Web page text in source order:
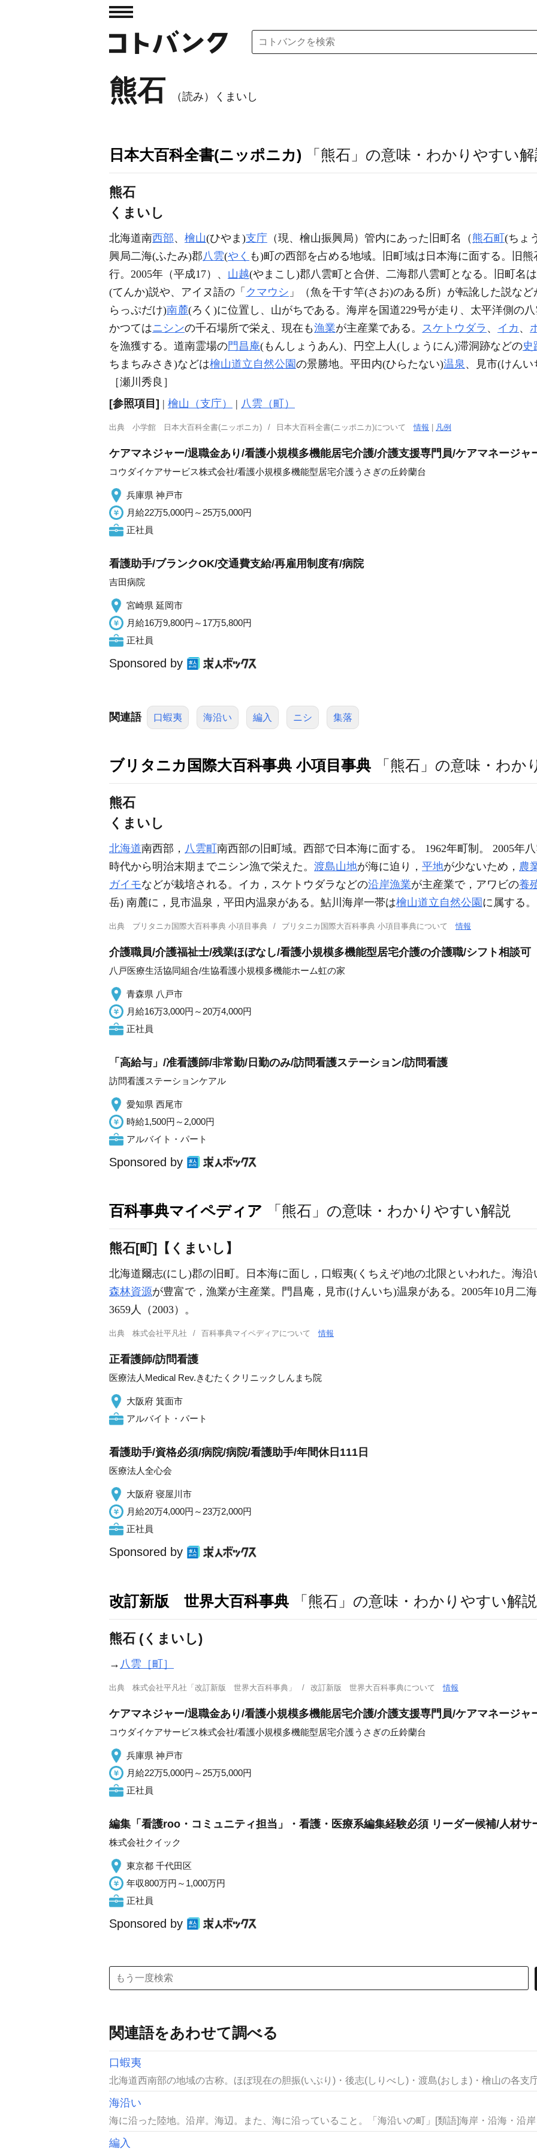
熊石 （読み）くまいし
日本大百科全書(ニッポニカ) 「熊石」の意味・わかりやすい
熊石
くまいし
北海道南西部、 檜山(ひやま)支庁 （現、檜山振興局）管内にあった旧町名（ 熊石町 (ちょ
興局二海(ふたみ)郡八雲(やく も)町の西部を占める地域。旧町域は日本海に面する。旧
行。2005年（平成17）、 山越(やまこし)郡八雲町と合併、二海郡八雲町となる。旧町名
(てんか)説や、アイヌ語の「 クマウシ 」（魚を干す竿(さお)のある所）が転訛した説な
らっぷだけ)南麓(ろく)に位置し、山がちである。海岸を国道229号が走り、太平洋側の八
かつてはニシンの千石場所で栄え、現在も漁業が主産業である。 スケトウダラ 、 イカ 、
を漁獲する。道南霊場の門昌庵(もんしょうあん)、円空上人(しょうにん)滞洞跡などの史
ちまちみさき)などは檜山道立自然公園の景勝地。平田内(ひらたない)温泉 、見市(けんい
［瀬川秀良］
[参照項目] | 檜山（支庁） | 八雲（町）
出典 小学館 日本大百科全書(ニッポニカ) 日本大百科全書(ニッポニカ)について情報 凡例
ケアマネジャー/退職金あり/看護小規模多機能居宅介護/介護支援専門員/ケアマネージャ
コウダイケアサービス株式会社/看護小規模多機能型居宅介護うさぎの丘鈴蘭台
兵庫県 神戸市
月給22万5,000円～25万5,000円
正社員
看護助手/ブランクOK/交通費支給/再雇用制度有/病院
吉田病院
宮崎県 延岡市
月給16万9,800円～17万5,800円
正社員
Sponsored by
関連語 口蝦夷 海沿い 編入 ニシ 集落
ブリタニカ国際大百科事典 小項目事典 「熊石」の意味・わか
熊石
くまいし
北海道南西部， 八雲町南西部の旧町域。西部で日本海に面する。 1962年町制。 2005年
時代から明治末期までニシン漁で栄えた。 渡島山地が海に迫り， 平地が少ないため， 農
ガイモなどが栽培される。イカ，スケトウダラなどの沿岸漁業が主産業で，アワビの養
岳) 南麓に，見市温泉，平田内温泉がある。鮎川海岸一帯は檜山道立自然公園に属する。
出典 ブリタニカ国際大百科事典 小項目事典 ブリタニカ国際大百科事典 小項目事典について情報
介護職員/介護福祉士/残業ほぼなし/看護小規模多機能型居宅介護の介護職/シフト相談可
八戸医療生活協同組合/生協看護小規模多機能ホーム虹の家
青森県 八戸市
月給16万3,000円～20万4,000円
正社員
「高給与」/准看護師/非常勤/日勤のみ/訪問看護ステーション/訪問看護
訪問看護ステーションケアル
愛知県 西尾市
時給1,500円～2,000円
アルバイト・パート
Sponsored by
百科事典マイペディア 「熊石」の意味・わかりやすい解説
熊石[町]【くまいし】
北海道爾志(にし)郡の旧町。日本海に面し，口蝦夷(くちえぞ)地の北限といわれた。海沿
森林資源が豊富で，漁業が主産業。門昌庵，見市(けんいち)温泉がある。2005年10月二
3659人（2003）。
出典 株式会社平凡社 百科事典マイペディアについて情報
正看護師/訪問看護
医療法人Medical Rev.きむたくクリニックしんまち院
大阪府 箕面市
アルバイト・パート
看護助手/資格必須/病院/病院/看護助手/年間休日111日
医療法人全心会
大阪府 寝屋川市
月給20万4,000円～23万2,000円
正社員
Sponsored by
改訂新版 世界大百科事典 「熊石」の意味・わかりやすい解説
熊石 (くまいし)
→ 八雲［町］
出典 株式会社平凡社「改訂新版 世界大百科事典」 改訂新版 世界大百科事典について情報
ケアマネジャー/退職金あり/看護小規模多機能居宅介護/介護支援専門員/ケアマネージャ
コウダイケアサービス株式会社/看護小規模多機能型居宅介護うさぎの丘鈴蘭台
兵庫県 神戸市
月給22万5,000円～25万5,000円
正社員
編集「看護roo・コミュニティ担当」・看護・医療系編集経験必須 リーダー候補/人材サ
株式会社クイック
東京都 千代田区
年収800万円～1,000万円
正社員
Sponsored by
関連語をあわせて調べる
口蝦夷
北海道西南部の地域の古称。ほぼ現在の胆振(いぶり)・後志(しりべし)・渡島(おしま)・檜山の各支庁
海沿い
海に沿った陸地。沿岸。海辺。また、海に沿っていること。「海沿いの町」[類語]海岸・沿海・沿岸
編入